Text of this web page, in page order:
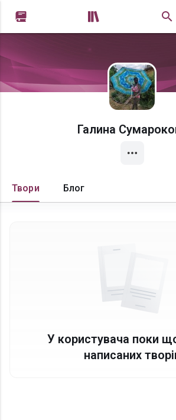

Галина
Твори Блог
У користувача поки
написаних